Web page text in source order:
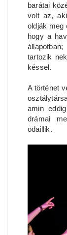
barátai
volt az,
oldják meg
hogy a
tartozik
késsel.
A történet
amin
drámai
odaillik.